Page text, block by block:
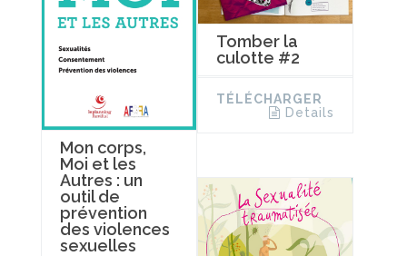
Mon corps,
Moi et les
Autres : un
outil de
prévention
des violences
sexuelles
Tomber la
culotte #2
TÉLÉCHARGER
Details